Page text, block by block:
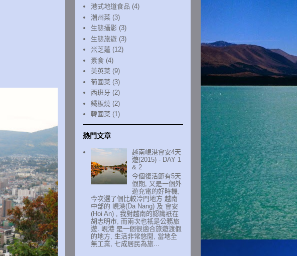
港式地道食品 (4)
潮州菜 (3)
生態攝影 (3)
生態旅遊 (3)
米芝蓮 (12)
素食 (4)
美英菜 (9)
葡國菜 (3)
西班牙 (2)
鐵板燒 (2)
韓國菜 (1)
熱門文章
越南峴港會安4天
遊(2015) - DAY 1
& 2
今個復活節有5天
假期, 又是一個外
遊充電的好時機,
今次選了個比較冷門地方 越南
中部的 峴港(Da Nang) 及 會安
(Hoi An) , 我對越南的認識衹在
胡志明市, 而兩次也衹是公務旅
遊. 峴港 是一個很適合旅遊渡假
的地方, 生活非常悠閒, 當地全
無工業, 七成居民為旅...